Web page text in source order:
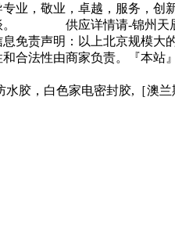
业，敬业，卓越，服务，创
谈。 供应详情请-锦州天
免责声明：以上北京规模大
合法性由商家负责。『本站
胶，白色家电密封胶,［澳